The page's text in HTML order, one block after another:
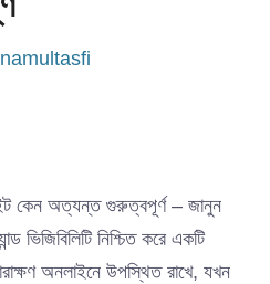
কেন অত্যন্ত গুরুত্বপূর্ণ – জানুন
ভিজিবিলিটি নিশ্চিত করে একটি
অনলাইনে উপস্থিত রাখে, যখন